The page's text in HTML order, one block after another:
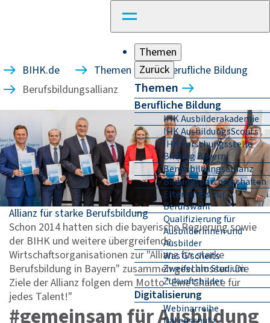
Themen
Zurück
Themen
Berufliche Bildung
IHK Ausbilderakademie
IHK AusbildungsScouts
IHK Forschungsstelle
Bildung Bayern
Berufsbildungsallianz
Bildungspartnerschaften
Elterninfos zur
Berufswahl
Qualifizierung für
Ausbilderinnen und
Ausbilder
Was G'scheits
Zweifel am Studium
Zukunftsbilder
Digitalisierung
Webinarreihe
Datenschutz
BIHK.de Themen
Berufliche Bildung
Berufsbildungsallianz
Allianz für starke Berufsbildung
Schon 2014 hatten sich die bayerische Regierung sowie
der BIHK und weitere übergreifende
Wirtschaftsorganisationen zur "Allianz für starke
Berufsbildung in Bayern" zusammen geschlossen. Die
Ziele der Allianz folgen dem Motto "Eine Chance für
jedes Talent!"
#gemeinsam für Ausbildung